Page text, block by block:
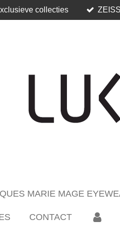
collecties
MARIE MAGE
CONTACT